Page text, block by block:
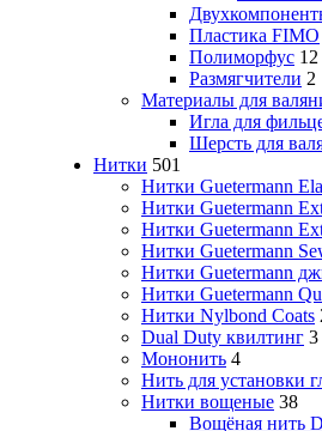
Пластика FIMO
Полиморфус 12
Размягчители 2
Материалы для
Игла для
Шерсть для
Нитки 501
Нитки Guetermann
Нитки Guetermann
Нитки Guetermann
Нитки Guetermann
Нитки Guetermann
Нитки Guetermann
Нитки Nylbond Coats
Dual Duty квилтинг 3
Мононить 4
Нить для установки
Нитки вощеные 38
Вощёная нить